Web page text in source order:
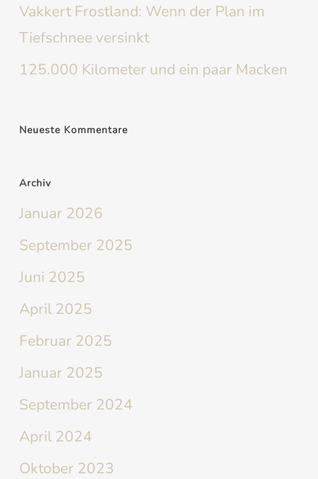
Vakkert Frostland: Wenn der Plan im
Tiefschnee versinkt
125.000 Kilometer und ein paar Macken
Neueste Kommentare
Archiv
Januar 2026
September 2025
Juni 2025
April 2025
Februar 2025
Januar 2025
September 2024
April 2024
Oktober 2023